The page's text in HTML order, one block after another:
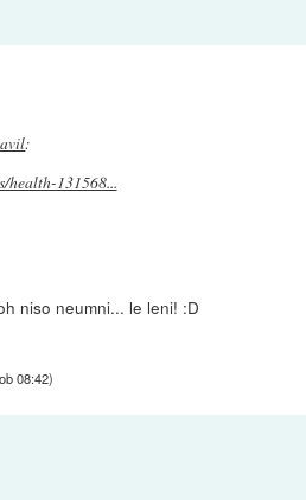
:
health-131568...
niso neumni... le leni! :D
08:42)